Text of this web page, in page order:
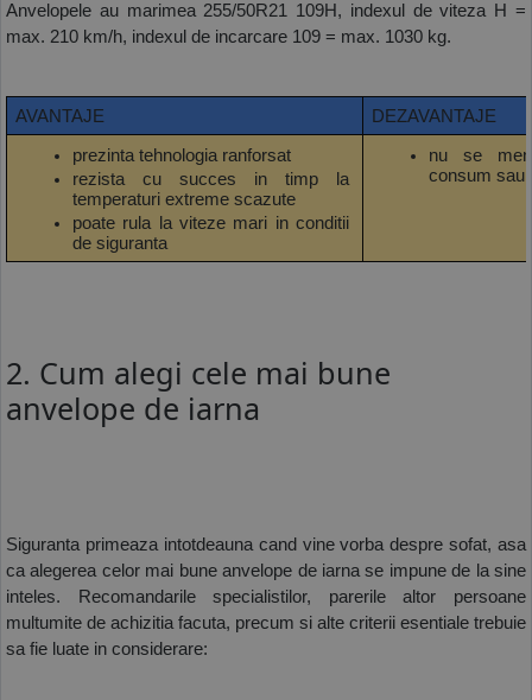
Anvelopele au marimea 255/50R21 109H, indexul de viteza H =
max. 210 km/h, indexul de incarcare 109 = max. 1030 kg.
AVANTAJE DEZAVANTAJE
prezinta tehnologia ranforsat
rezista cu succes in timp la
temperaturi extreme scazute
poate rula la viteze mari in conditii
de siguranta
nu se
consum sau
2. Cum alegi cele mai bune
anvelope de iarna
Siguranta primeaza intotdeauna cand vine vorba despre sofat, asa
ca alegerea celor mai bune anvelope de iarna se impune de la sine
inteles. Recomandarile specialistilor, parerile altor persoane
multumite de achizitia facuta, precum si alte criterii esentiale trebuie
sa fie luate in considerare: